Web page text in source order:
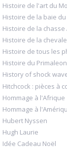
Histoire de l'art du
Histoire de la baie
Histoire de la chasse
Histoire de la
Histoire de tous les
Histoire du
History of shock
Hitchcock : pièces à
Hommage à l'Afrique
Hommage à
Hubert Nyssen
Hugh Laurie
Idée Cadeau Noël